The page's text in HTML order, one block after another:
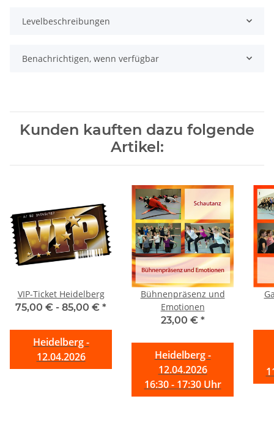
Levelbeschreibungen
Benachrichtigen, wenn verfügbar
Kunden kauften dazu folgende
Artikel:
VIP-Ticket Heidelberg
75,00 € - 85,00 € *
Heidelberg -
12.04.2026
Bühnenpräsenz und
Emotionen
23,00 € *
Heidelberg -
12.04.2026
16:30 - 17:30 Uhr